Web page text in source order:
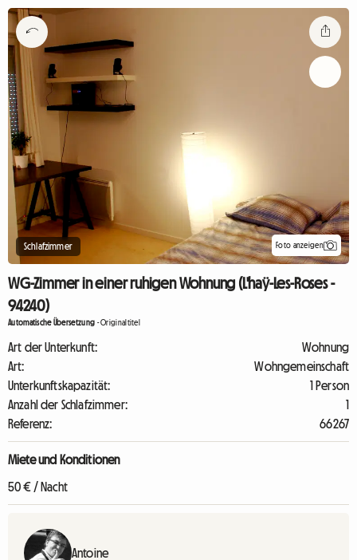
Schlafzimmer Foto anzeigen
WG-Zimmer in einer ruhigen Wohnung (L'haÿ-Les-Roses -
94240)
Automatische Übersetzung -Originaltitel
Art der Unterkunft:
Wohnung
Art:
Wohngemeinschaft
Unterkunftskapazität:
1 Person
Anzahl der Schlafzimmer:
1
Referenz:
66267
Miete und Konditionen
50 € / Nacht
Antoine